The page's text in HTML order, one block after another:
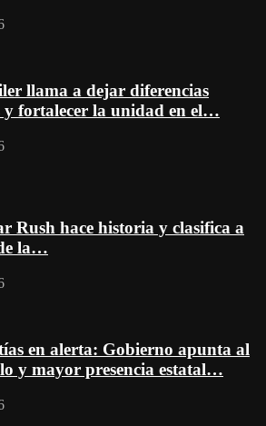
llama a dejar diferencias
y fortalecer la unidad en el…
Rush hace historia y clasifica a
la…
en alerta: Gobierno apunta al
y mayor presencia estatal…